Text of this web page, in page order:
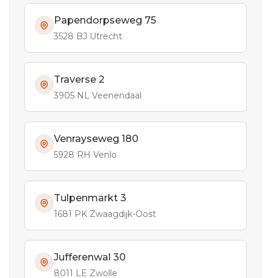
Papendorpseweg 75
3528 BJ Utrecht
Traverse 2
3905 NL Veenendaal
Venrayseweg 180
5928 RH Venlo
Tulpenmarkt 3
1681 PK Zwaagdijk-Oost
Jufferenwal 30
8011 LE Zwolle